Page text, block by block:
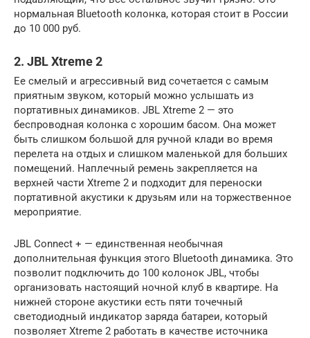
нормальная Bluetooth колонка, которая стоит в России
до 10 000 руб.
2. JBL Xtreme 2
Ее смелый и агрессивный вид сочетается с самым
приятным звуком, который можно услышать из
портативных динамиков. JBL Xtreme 2 — это
беспроводная колонка с хорошим басом. Она может
быть слишком большой для ручной клади во время
перелета на отдых и слишком маленькой для больших
помещений. Наплечный ремень закрепляется на
верхней части Xtreme 2 и подходит для переноски
портативной акустики к друзьям или на торжественное
мероприятие.
JBL Connect + — единственная необычная
дополнительная функция этого Bluetooth динамика. Это
позволит подключить до 100 колонок JBL, чтобы
организовать настоящий ночной клуб в квартире. На
нижней стороне акустики есть пяти точечный
светодиодный индикатор заряда батареи, который
позволяет Xtreme 2 работать в качестве источника